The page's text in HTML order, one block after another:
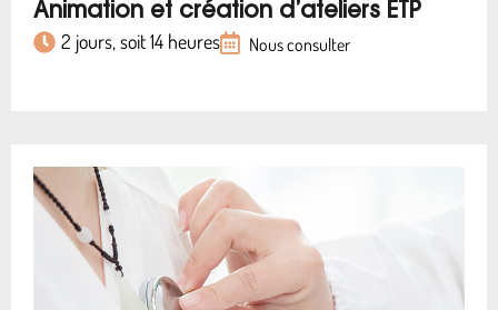
Animation et création d’ateliers ETP
2 jours, soit 14 heures Nous consulter